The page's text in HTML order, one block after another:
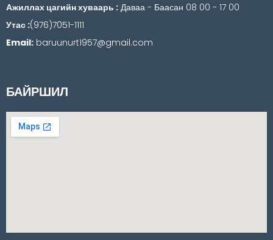
Ажиллах цагийн хуваарь : Даваа - Баасан 08 00 - 17 00
Утас :(976)7051-1111
Email: baruunurt1957@gmail.com
БАЙРШИЛ